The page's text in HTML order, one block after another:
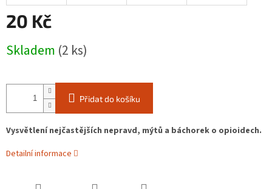
20 Kč
cena:
Skladem (2 ks)
Přidat do košíku
Vysvětlení nejčastějších nepravd, mýtů a báchorek o opioidech.
Detailní informace